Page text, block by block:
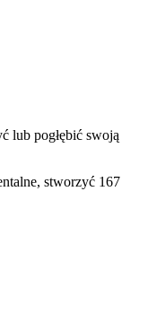
lub pogłębić swoją
stworzyć 167